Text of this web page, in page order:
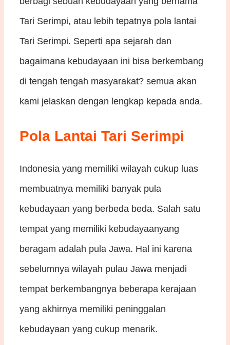
Tari Serimpi, atau lebih tepatnya pola lantai
Tari Serimpi. Seperti apa sejarah dan
bagaimana kebudayaan ini bisa berkembang
di tengah tengah masyarakat? semua akan
kami jelaskan dengan lengkap kepada anda.
Pola Lantai Tari Serimpi
Indonesia yang memiliki wilayah cukup luas
membuatnya memiliki banyak pula
kebudayaan yang berbeda beda. Salah satu
tempat yang memiliki kebudayaanyang
beragam adalah pula Jawa. Hal ini karena
sebelumnya wilayah pulau Jawa menjadi
tempat berkembangnya beberapa kerajaan
yang akhirnya memiliki peninggalan
kebudayaan yang cukup menarik.